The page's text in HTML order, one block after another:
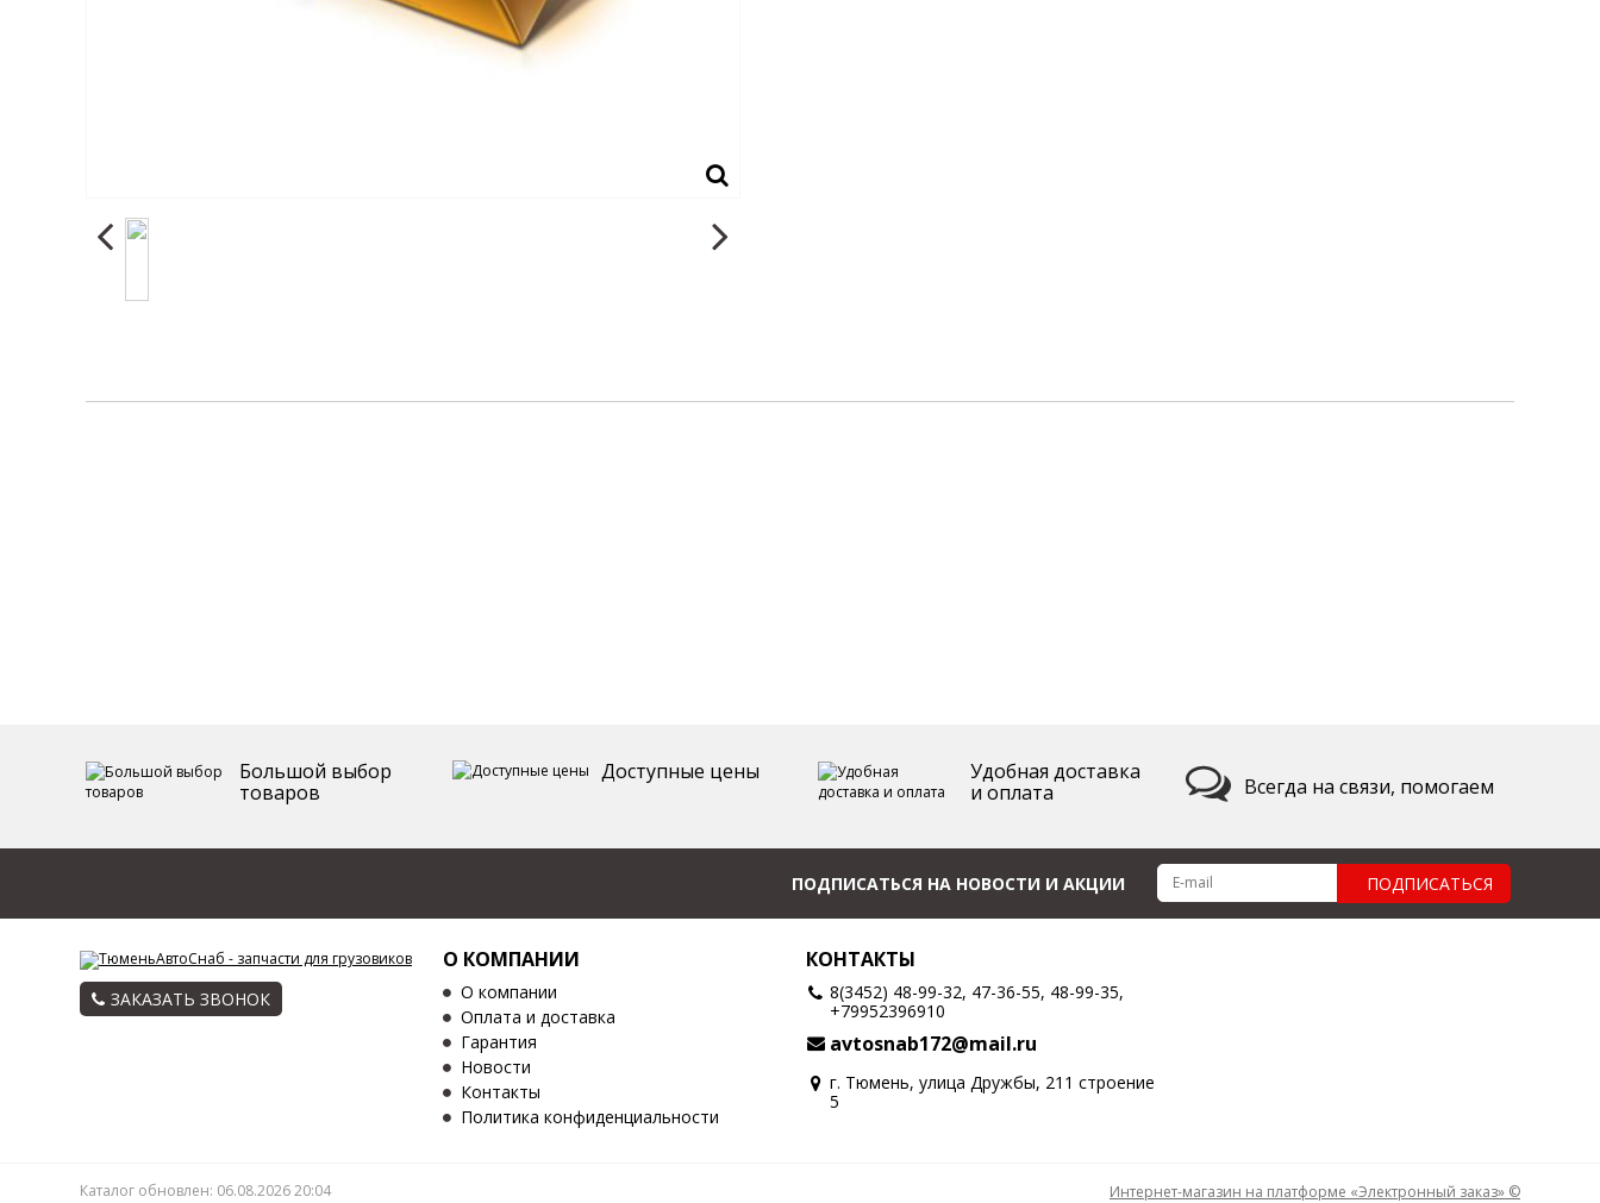
Большой выбор
товаров
Доступные цены
Удобная доставка
и оплата
Всегда на связи, помогаем
ПОДПИСАТЬСЯ НА НОВОСТИ И АКЦИИ ПОДПИСАТЬСЯ
ЗАКАЗАТЬ ЗВОНОК
О КОМПАНИИ
О компании
Оплата и доставка
Гарантия
Новости
Контакты
Политика конфиденциальности
КОНТАКТЫ
8(3452) 48-99-32, 47-36-55, 48-99-35,
+79952396910
avtosnab172@mail.ru
г. Тюмень, улица Дружбы, 211 строение
5
Каталог обновлен: 06.08.2026 20:04 Интернет-магазин на платформе «Электронный заказ» ©